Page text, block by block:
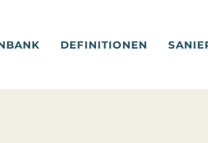
DEFINITIONEN